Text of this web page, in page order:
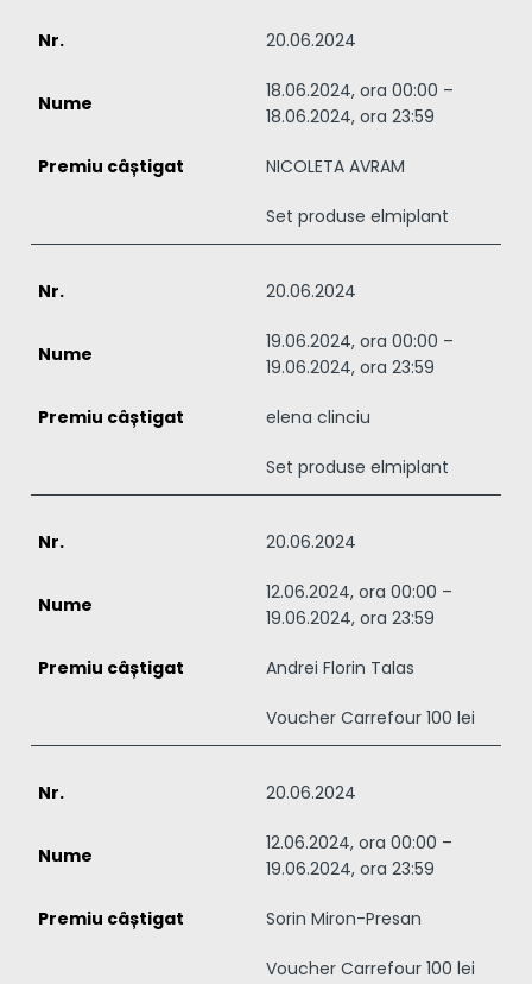
20.06.2024
18.06.2024, ora 00:00 –
18.06.2024, ora 23:59
NICOLETA AVRAM
Set produse elmiplant
20.06.2024
19.06.2024, ora 00:00 –
19.06.2024, ora 23:59
elena clinciu
Set produse elmiplant
20.06.2024
12.06.2024, ora 00:00 –
19.06.2024, ora 23:59
Andrei Florin Talas
Voucher Carrefour 100 lei
20.06.2024
12.06.2024, ora 00:00 –
19.06.2024, ora 23:59
Sorin Miron-Presan
Voucher Carrefour 100 lei